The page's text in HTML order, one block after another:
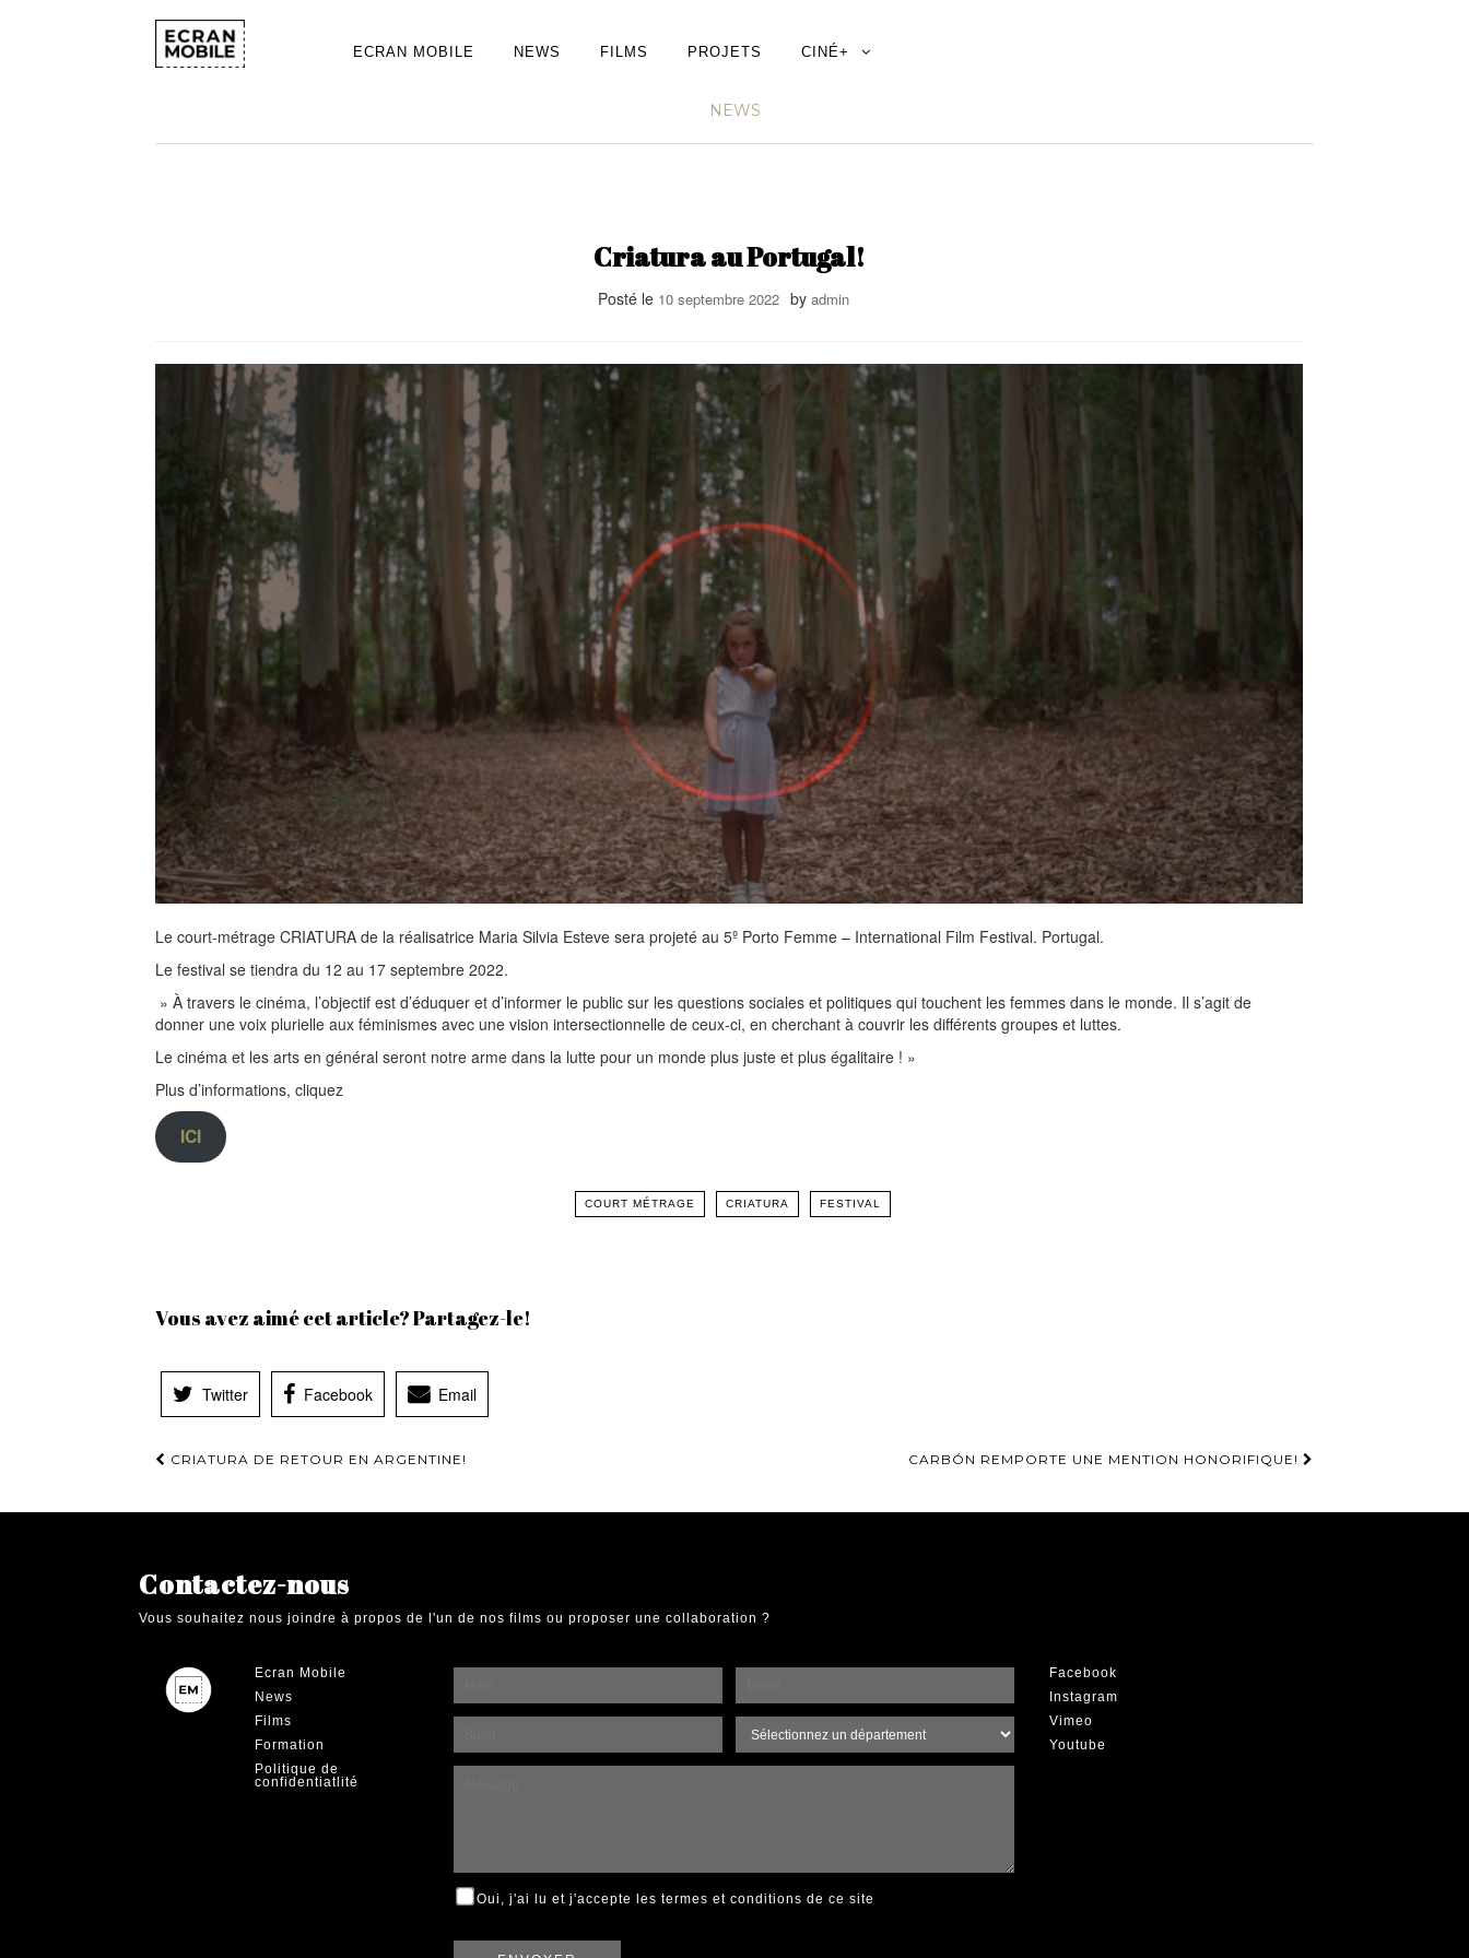
ECRAN MOBILE NEWS FILMS PROJETS CINÉ+
NEWS
Criatura au Portugal!
Posté le 10 septembre 2022 by admin
Le court-métrage CRIATURA de la réalisatrice Maria Silvia Esteve sera projeté au 5º Porto Femme – International Film Festival. Portugal.
Le festival se tiendra du 12 au 17 septembre 2022.
» À travers le cinéma, l’objectif est d’éduquer et d’informer le public sur les questions sociales et politiques qui touchent les femmes dans le monde. Il s’agit de
donner une voix plurielle aux féminismes avec une vision intersectionnelle de ceux-ci, en cherchant à couvrir les différents groupes et luttes.
Le cinéma et les arts en général seront notre arme dans la lutte pour un monde plus juste et plus égalitaire ! »
Plus d’informations, cliquez
ICI
COURT MÉTRAGE CRIATURA FESTIVAL
Vous avez aimé cet article? Partagez-le!
Twitter Facebook Email
Navigation
CRIATURA DE RETOUR EN ARGENTINE! CARBÓN REMPORTE UNE MENTION HONORIFIQUE!
Contactez-nous
Vous souhaitez nous joindre à propos de l'un de nos films ou proposer une collaboration ?
Ecran Mobile
News
Films
Formation
Politique de
confidentiatlité
Oui, j'ai lu et j'accepte les termes et conditions de ce site
Facebook
Instagram
Vimeo
Youtube